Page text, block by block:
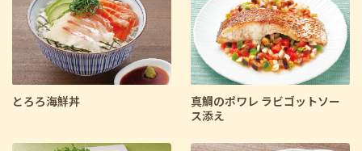
とろろ海鮮丼
真鯛のポワレ ラビゴットソー
ス添え